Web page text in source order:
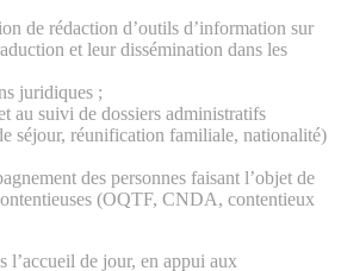
de rédaction d’outils d’information sur
et leur dissémination dans les
juridiques ;
au suivi de dossiers administratifs
séjour, réunification familiale, nationalité)
des personnes faisant l’objet de
(OQTF, CNDA, contentieux
l’accueil de jour, en appui aux